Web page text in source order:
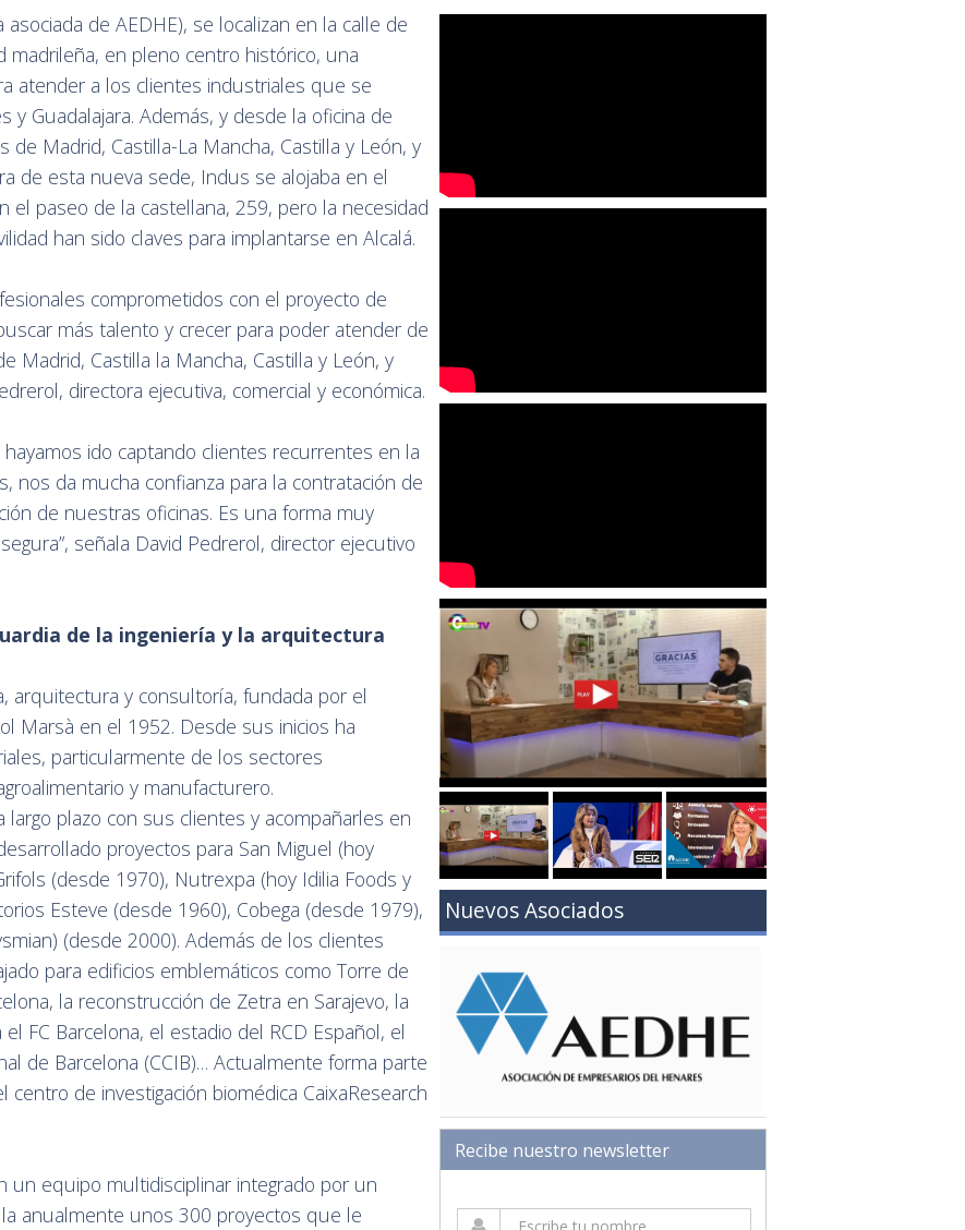
de AEDHE), se localizan en la calle de
en pleno centro histórico, una
atender a los clientes industriales que se
Guadalajara. Además, y desde la oficina de
Madrid, Castilla-La Mancha, Castilla y León, y
de esta nueva sede, Indus se alojaba en el
el paseo de la castellana, 259, pero la necesidad
han sido claves para implantarse en Alcalá.
comprometidos con el proyecto de
más talento y crecer para poder atender de
Madrid, Castilla la Mancha, Castilla y León, y
directora ejecutiva, comercial y económica.
ido captando clientes recurrentes en la
nos da mucha confianza para la contratación de
de nuestras oficinas. Es una forma muy
señala David Pedrerol, director ejecutivo
de la ingeniería y la arquitectura
arquitectura y consultoría, fundada por el
Marsà en el 1952. Desde sus inicios ha
particularmente de los sectores
y manufacturero.
plazo con sus clientes y acompañarles en
proyectos para San Miguel (hoy
(desde 1970), Nutrexpa (hoy Idilia Foods y
Esteve (desde 1960), Cobega (desde 1979),
(desde 2000). Además de los clientes
para edificios emblemáticos como Torre de
la reconstrucción de Zetra en Sarajevo, la
FC Barcelona, el estadio del RCD Español, el
de Barcelona (CCIB)… Actualmente forma parte
de investigación biomédica CaixaResearch
un equipo multidisciplinar integrado por un
anualmente unos 300 proyectos que le
Nuevos Asociados
Recibe nuestro newsletter